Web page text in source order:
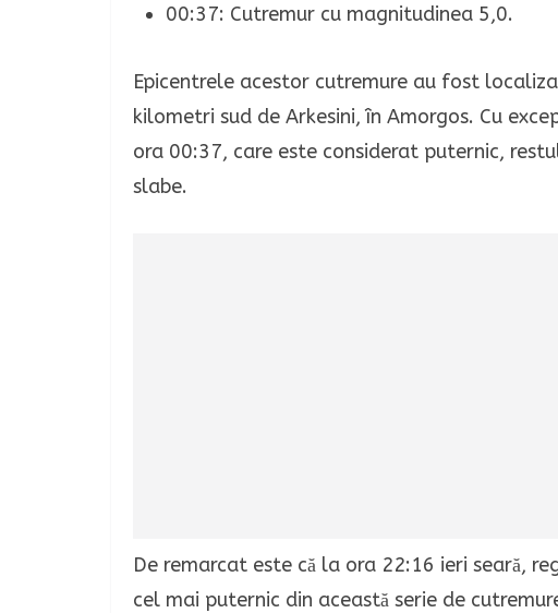
00:37: Cutremur cu magnitudinea 5,0.
Epicentrele acestor cutremure au fost
kilometri sud de Arkesini, în Amorgos. Cu
ora 00:37, care este considerat puternic,
slabe.
De remarcat este că la ora 22:16 ieri seară,
cel mai puternic din această serie de